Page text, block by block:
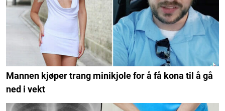
Mannen kjøper trang minikjole for å få kona til å gå
ned i vekt